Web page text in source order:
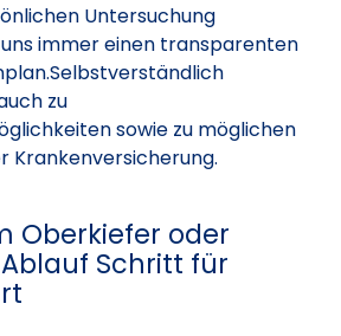
Untersuchung
immer einen transparenten
zu
sowie zu möglichen
Krankenversicherung.
Oberkiefer oder
Schritt für